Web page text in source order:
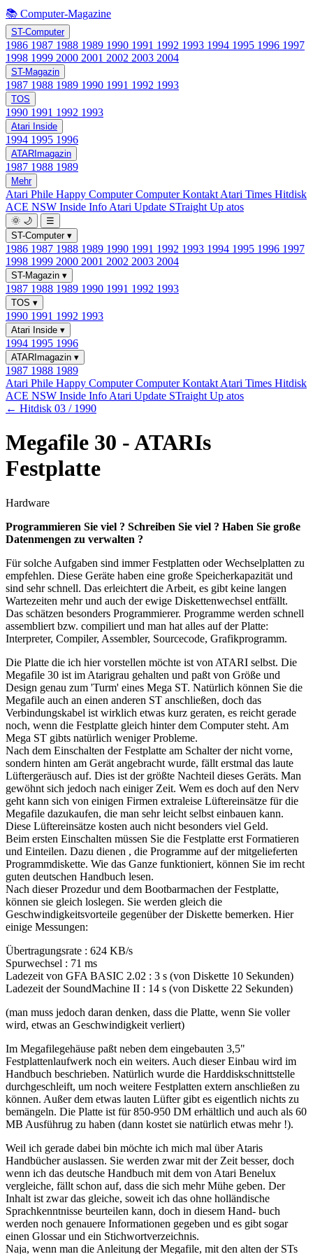
📚 Computer-Magazine
ST-Computer
1986 1987 1988 1989 1990 1991 1992 1993 1994 1995 1996 1997
1998 1999 2000 2001 2002 2003 2004
ST-Magazin
1987 1988 1989 1990 1991 1992 1993
TOS
1990 1991 1992 1993
Atari Inside
1994 1995 1996
ATARImagazin
1987 1988 1989
Mehr
Atari Phile Happy ComputerComputer Kontakt Atari Times Hitdisk
ACE NSW Inside Info Atari Update STraight Up atos
🌞 🌙
☰
ST-Computer ▾
1986 1987 1988 1989 1990 1991 1992 1993 1994 1995 1996 1997
1998 1999 2000 2001 2002 2003 2004
ST-Magazin ▾
1987 1988 1989 1990 1991 1992 1993
TOS ▾
1990 1991 1992 1993
Atari Inside ▾
1994 1995 1996
ATARImagazin ▾
1987 1988 1989
Atari Phile Happy ComputerComputer Kontakt Atari Times Hitdisk
ACE NSW Inside Info Atari Update STraight Up atos
← Hitdisk 03 / 1990
Megafile 30 - ATARIs
Festplatte
Hardware
Programmieren Sie viel ? Schreiben Sie viel ? Haben Sie große
Datenmengen zu verwalten ?
Für solche Aufgaben sind immer Festplatten oder Wechselplatten zu
empfehlen. Diese Geräte haben eine große Speicherkapazität und
sind sehr schnell. Das erleichtert die Arbeit, es gibt keine langen
Wartezeiten mehr und auch der ewige Diskettenwechsel entfällt.
Das schätzen besonders Programmierer. Programme werden schnell
assembliert bzw. compiliert und man hat alles auf der Platte:
Interpreter, Compiler, Assembler, Sourcecode, Grafikprogramm.
Die Platte die ich hier vorstellen möchte ist von ATARI selbst. Die
Megafile 30 ist im Atarigrau gehalten und paßt von Größe und
Design genau zum 'Turm' eines Mega ST. Natürlich können Sie die
Megafile auch an einen anderen ST anschließen, doch das
Verbindungskabel ist wirklich etwas kurz geraten, es reicht gerade
noch, wenn die Festplatte gleich hinter dem Computer steht. Am
Mega ST gibts natürlich weniger Probleme.
Nach dem Einschalten der Festplatte am Schalter der nicht vorne,
sondern hinten am Gerät angebracht wurde, fällt erstmal das laute
Lüftergeräusch auf. Dies ist der größte Nachteil dieses Geräts. Man
gewöhnt sich jedoch nach einiger Zeit. Wem es doch auf den Nerv
geht kann sich von einigen Firmen extraleise Lüftereinsätze für die
Megafile dazukaufen, die man sehr leicht selbst einbauen kann.
Diese Lüftereinsätze kosten auch nicht besonders viel Geld.
Beim ersten Einschalten müssen Sie die Festplatte erst Formatieren
und Einteilen. Dazu dienen , die Programme auf der mitgelieferten
Programmdiskette. Wie das Ganze funktioniert, können Sie im recht
guten deutschen Handbuch lesen.
Nach dieser Prozedur und dem Bootbarmachen der Festplatte,
können sie gleich loslegen. Sie werden gleich die
Geschwindigkeitsvorteile gegenüber der Diskette bemerken. Hier
einige Messungen:
Übertragungsrate : 624 KB/s
Spurwechsel : 71 ms
Ladezeit von GFA BASIC 2.02 : 3 s (von Diskette 10 Sekunden)
Ladezeit der SoundMachine II : 14 s (von Diskette 22 Sekunden)
(man muss jedoch daran denken, dass die Platte, wenn Sie voller
wird, etwas an Geschwindigkeit verliert)
Im Megafilegehäuse paßt neben dem eingebauten 3,5"
Festplattenlaufwerk noch ein weiters. Auch dieser Einbau wird im
Handbuch beschrieben. Natürlich wurde die Harddiskschnittstelle
durchgeschleift, um noch weitere Festplatten extern anschließen zu
können. Außer dem etwas lauten Lüfter gibt es eigentlich nichts zu
bemängeln. Die Platte ist für 850-950 DM erhältlich und auch als 60
MB Ausführug zu haben (dann kostet sie natürlich etwas mehr !).
Weil ich gerade dabei bin möchte ich mich mal über Ataris
Handbücher auslassen. Sie werden zwar mit der Zeit besser, doch
wenn ich das deutsche Handbuch mit dem von Atari Benelux
vergleiche, fällt schon auf, dass die sich mehr Mühe geben. Der
Inhalt ist zwar das gleiche, soweit ich das ohne holländische
Sprachkenntnisse beurteilen kann, doch in diesem Hand- buch
werden noch genauere Informationen gegeben und es gibt sogar
einen Glossar und ein Stichwortverzeichnis.
Naja, wenn man die Anleitung der Megafile, mit den alten der STs